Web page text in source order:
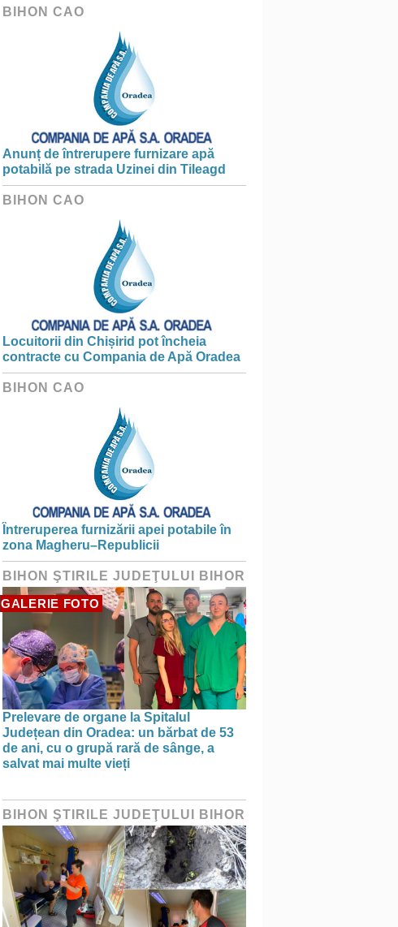
BIHON CAO
Anunț de întrerupere furnizare apă
potabilă pe strada Uzinei din Tileagd
BIHON CAO
Locuitorii din Chișirid pot încheia
contracte cu Compania de Apă Oradea
BIHON CAO
Întreruperea furnizării apei potabile în
zona Magheru–Republicii
BIHON ŞTIRILE JUDEŢULUI BIHOR
GALERIE FOTO
Prelevare de organe la Spitalul
Județean din Oradea: un bărbat de 53
de ani, cu o grupă rară de sânge, a
salvat mai multe vieți
BIHON ŞTIRILE JUDEŢULUI BIHOR